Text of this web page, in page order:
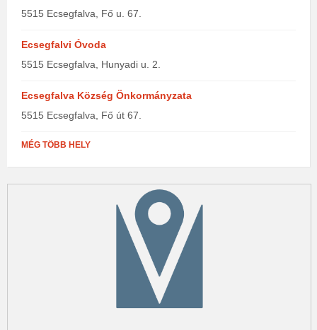
5515 Ecsegfalva, Fő u. 67.
Ecsegfalvi Óvoda
5515 Ecsegfalva, Hunyadi u. 2.
Ecsegfalva Község Önkormányzata
5515 Ecsegfalva, Fő út 67.
MÉG TÖBB HELY